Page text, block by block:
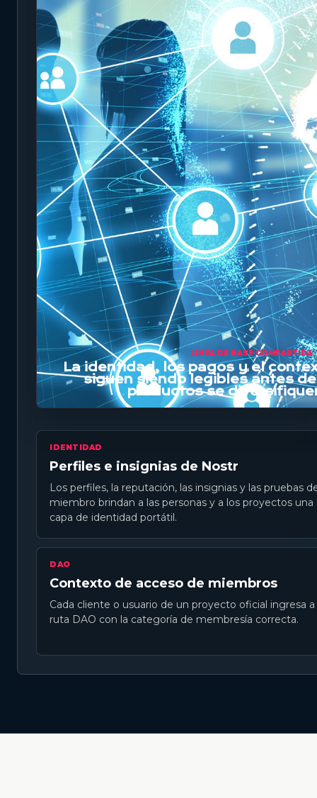
LÍNEA DE BASE COMPARTIDA
La identidad, los pagos y el
siguen siendo legibles antes
productos se
IDENTIDAD
Perfiles e insignias de Nostr
Los perfiles, la reputación, las insignias y las pruebas
miembro brindan a las personas y a los proyectos una
capa de identidad portátil.
DAO
Contexto de acceso de miembros
Cada cliente o usuario de un proyecto oficial ingresa a
ruta DAO con la categoría de membresía correcta.